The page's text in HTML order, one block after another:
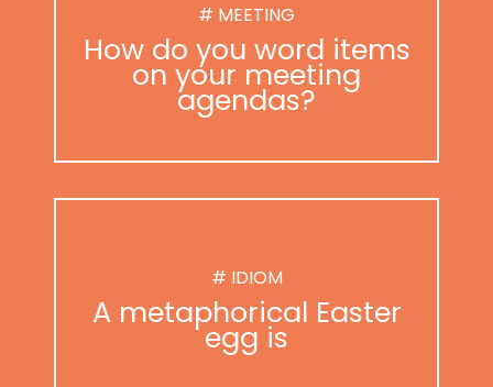
# MEETING
How do you word items
on your meeting
agendas?
# IDIOM
A metaphorical Easter
egg is